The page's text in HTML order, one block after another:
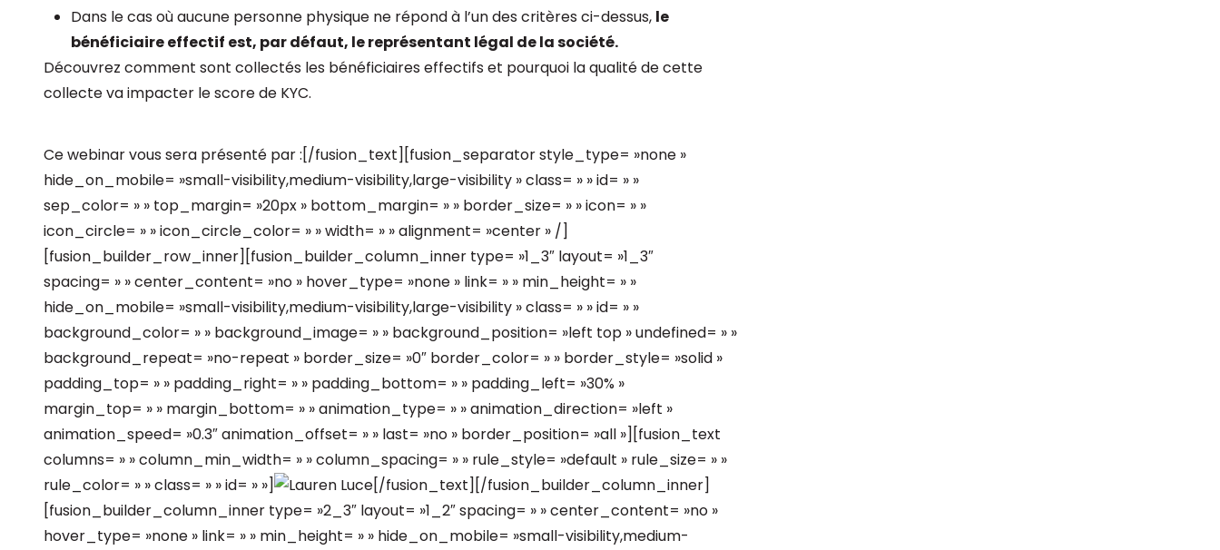
Dans le cas où aucune personne physique ne répond à l’un des critères ci-dessus, le
bénéficiaire effectif est, par défaut, le représentant légal de la société.
Découvrez comment sont collectés les bénéficiaires effectifs et pourquoi la qualité de cette
collecte va impacter le score de KYC.
Ce webinar vous sera présenté par :[/fusion_text][fusion_separator style_type= »none »
hide_on_mobile= »small-visibility,medium-visibility,large-visibility » class= » » id= » »
sep_color= » » top_margin= »20px » bottom_margin= » » border_size= » » icon= » »
icon_circle= » » icon_circle_color= » » width= » » alignment= »center » /]
[fusion_builder_row_inner][fusion_builder_column_inner type= »1_3″ layout= »1_3″
spacing= » » center_content= »no » hover_type= »none » link= » » min_height= » »
hide_on_mobile= »small-visibility,medium-visibility,large-visibility » class= » » id= » »
background_color= » » background_image= » » background_position= »left top » undefined= » »
background_repeat= »no-repeat » border_size= »0″ border_color= » » border_style= »solid »
padding_top= » » padding_right= » » padding_bottom= » » padding_left= »30% »
margin_top= » » margin_bottom= » » animation_type= » » animation_direction= »left »
animation_speed= »0.3″ animation_offset= » » last= »no » border_position= »all »][fusion_text
columns= » » column_min_width= » » column_spacing= » » rule_style= »default » rule_size= » »
rule_color= » » class= » » id= » »]
[/fusion_text][/fusion_builder_column_inner]
[fusion_builder_column_inner type= »2_3″ layout= »1_2″ spacing= » » center_content= »no »
hover_type= »none » link= » » min_height= » » hide_on_mobile= »small-visibility,medium-